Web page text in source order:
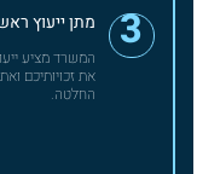
3 מתן ייעוץ
המשרד מציע
את זכויותיכם
החלטה.